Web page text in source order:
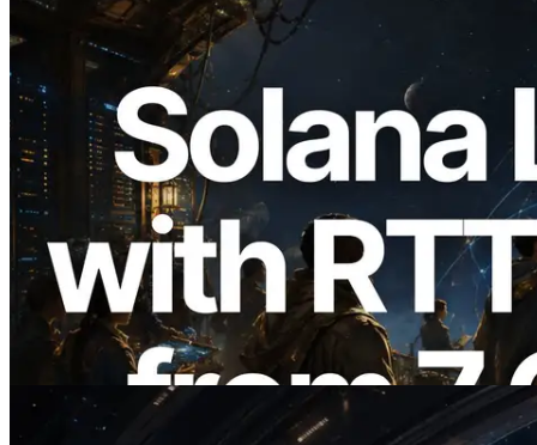
2026.08.05
ERPC amplía la Leader Slot API de
Solana con medición de ping desde 7
regiones globales — También se lanza la
Validators Information API
Leer este artículo